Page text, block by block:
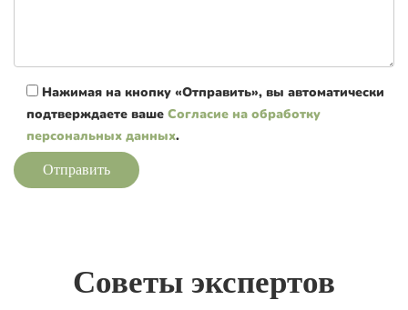
Нажимая на кнопку «Отправить», вы автоматически
подтверждаете ваше Согласие на обработку
персональных данных.
Отправить
Советы экспертов